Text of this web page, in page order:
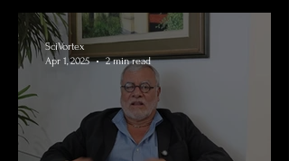
SciVortex
Apr 1, 2025
2 min read